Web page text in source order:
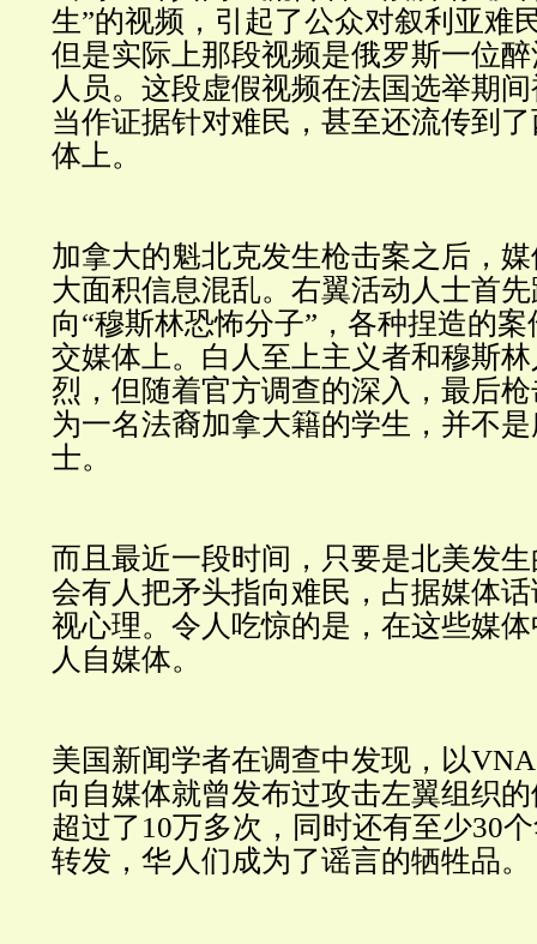
生”的视频，引起了公众对叙利亚难
但是实际上那段视频是俄罗斯一位
人员。这段虚假视频在法国选举期
当作证据针对难民，甚至还流传到
体上。
加拿大的魁北克发生枪击案之后，
大面积信息混乱。右翼活动人士首
向“穆斯林恐怖分子”，各种捏造的
交媒体上。白人至上主义者和穆斯
烈，但随着官方调查的深入，最后
为一名法裔加拿大籍的学生，并不
士。
而且最近一段时间，只要是北美发
会有人把矛头指向难民，占据媒体
视心理。令人吃惊的是，在这些媒
人自媒体。
美国新闻学者在调查中发现，以
向自媒体就曾发布过攻击左翼组织
超过了10万多次，同时还有至少30
转发，华人们成为了谣言的牺牲品。